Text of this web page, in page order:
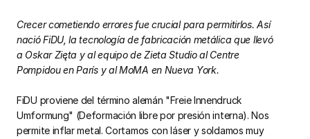
Crecer cometiendo errores fue crucial para permitirlos. Así
nació FiDU, la tecnología de fabricación metálica que llevó
a Oskar Zięta y al equipo de Zieta Studio al Centre
Pompidou en París y al MoMA en Nueva York.
FiDU proviene del término alemán "Freie Innendruck
Umformung" (Deformación libre por presión interna). Nos
permite inflar metal. Cortamos con láser y soldamos muy